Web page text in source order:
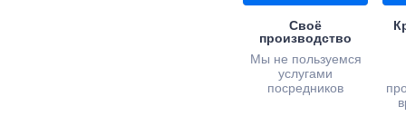
Своё
производство
Мы не пользуемся
услугами
посредников